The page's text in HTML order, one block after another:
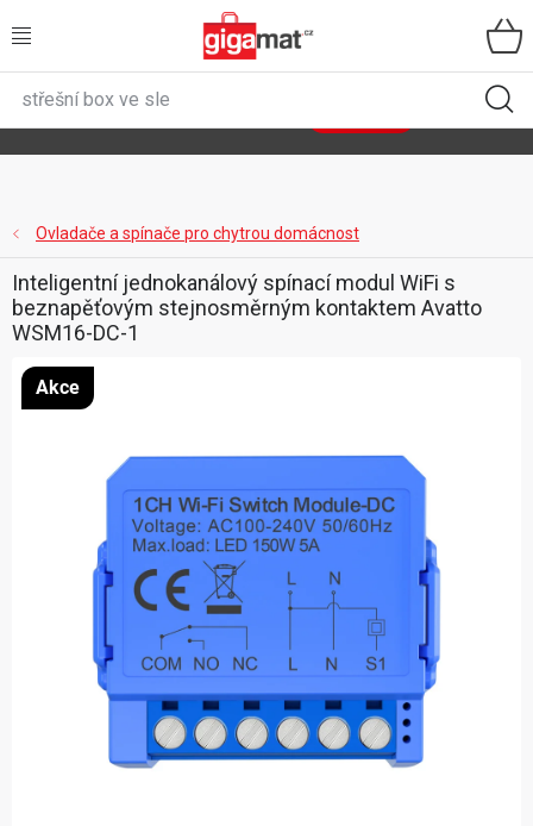
na
VŠECHNY KATEGORIE
ZAHRADA
DÍLNA
SPORT, OUTDOOR
12 důvodů proč Gigamat Možnosti dopravy
Kontakt
Hodnocení obchodu
Ovladače a spínače pro chytrou domácnost
Inteligentní jednokanálový spínací modul WiFi s
beznapěťovým stejnosměrným kontaktem Avatto
WSM16-DC-1
Akce